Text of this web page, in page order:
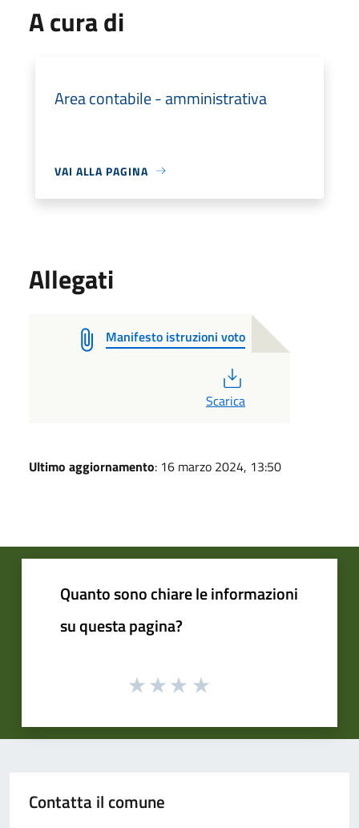
A cura di
Area contabile - amministrativa
VAI ALLA PAGINA
Allegati
Manifesto istruzioni voto
Scarica
Ultimo aggiornamento: 16 marzo 2024, 13:50
Quanto sono chiare le informazioni
su questa pagina?
Contatta il comune